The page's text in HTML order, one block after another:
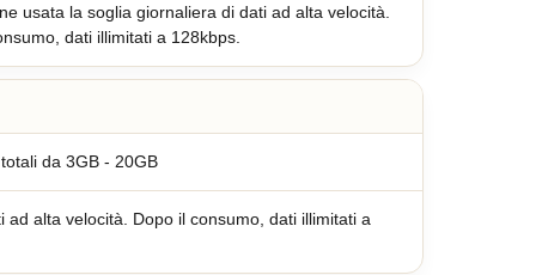
usata la soglia giornaliera di dati ad alta velocità.
dati illimitati a 128kbps.
da 3GB - 20GB
ad alta velocità. Dopo il consumo, dati illimitati a